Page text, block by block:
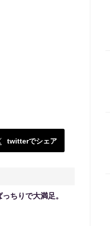
twitterでシェア
ちりで大満足。